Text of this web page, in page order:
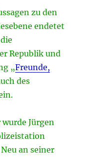
zu den
endetet
Republik und
„Freunde,
des
Jürgen
an seiner